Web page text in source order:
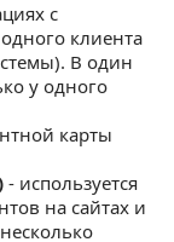
с
клиента
В один
у одного
карты
- используется
на сайтах и